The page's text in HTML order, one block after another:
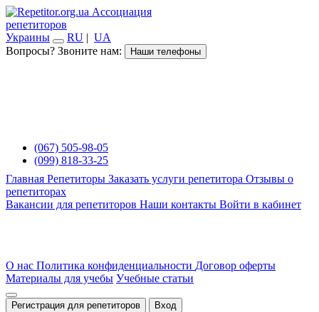
Ассоциация
репетиторов
Украины
RU | UA
Вопросы? Звоните нам:
Наши телефоны
(067) 505-98-05
(099) 818-33-25
Главная Репетиторы Заказать услуги репетитора Отзывы о
репетиторах
Вакансии для репетиторов Наши контакты Войти в кабинет
О нас Политика конфиденциальности Договор оферты
Материалы для учебы Учебные статьи
Регистрация для репетиторов Вход